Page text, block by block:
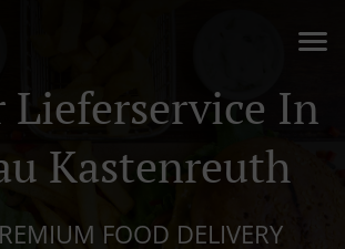
Lieferservice In
Kastenreuth
FOOD DELIVERY